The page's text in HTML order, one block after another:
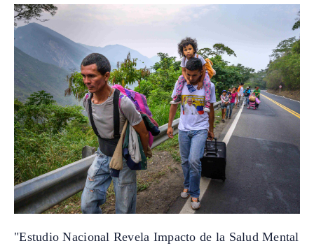
"Estudio Nacional Revela Impacto de la Salud Mental